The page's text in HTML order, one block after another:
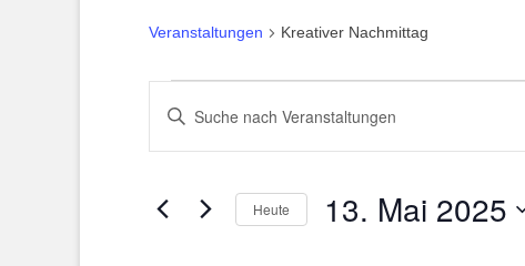
Veranstaltungen Kreativer Nachmittag
für
Mai
Veranstaltungen
Suche
Ansichten,
Bitte
Schlüsselwort
eingeben.
nach
Veranstaltungen
Heute 13. Mai 2025